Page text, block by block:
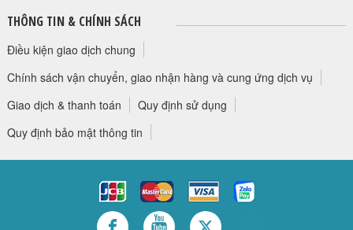
THÔNG TIN & CHÍNH SÁCH
Điều kiện giao dịch chung
Chính sách vận chuyển, giao nhận hàng và cung ứng dịch vụ
Giao dịch & thanh toán
Quy định sử dụng
Quy định bảo mật thông tin